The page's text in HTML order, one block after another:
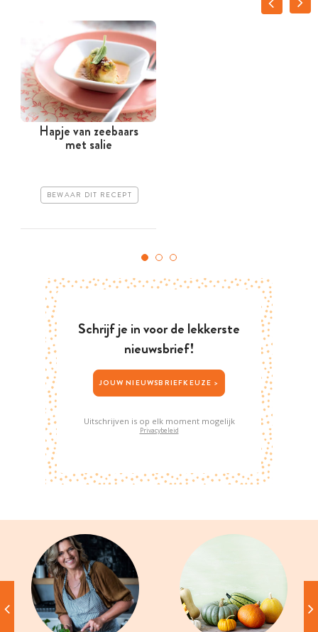
Hapje van zeebaars
met salie
BEWAAR DIT RECEPT
Schrijf je in voor de lekkerste
nieuwsbrief!
JOUW NIEUWSBRIEFKEUZE >
Uitschrijven is op elk moment mogelijk
Privacybeleid